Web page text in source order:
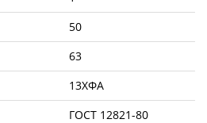
50
63
13ХФА
ГОСТ 12821-80